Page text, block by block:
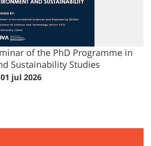
of the PhD Programme in
Sustainability Studies
jul 2026